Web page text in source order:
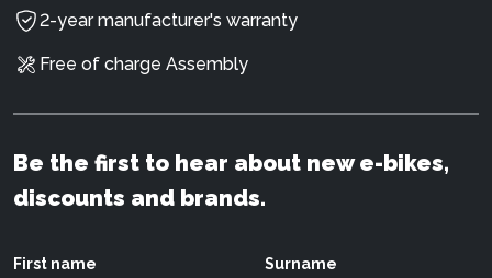
2-year manufacturer's warranty
Free of charge Assembly
Be the first to hear about new e-bikes,
discounts and brands.
First name Surname